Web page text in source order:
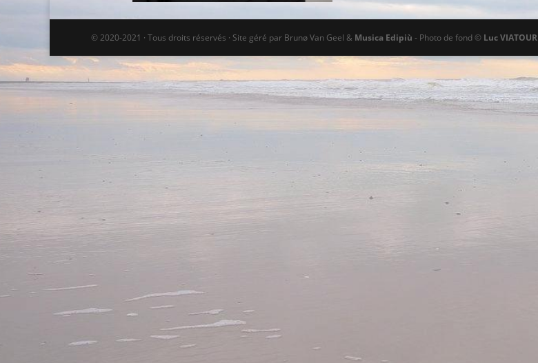
© 2020-2021 · Tous droits réservés · Site géré par Brunø Van Geel & Musica Edipiù - Photo de fond © Luc VIATOUR